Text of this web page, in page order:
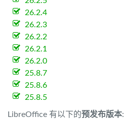
26.2.4
26.2.3
26.2.2
26.2.1
26.2.0
25.8.7
25.8.6
25.8.5
LibreOffice 有以下的预发布版本: